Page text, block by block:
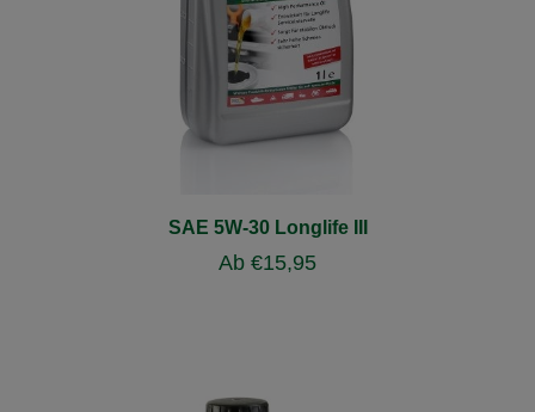
SAE 5W-30 Longlife III
Ab €15,95